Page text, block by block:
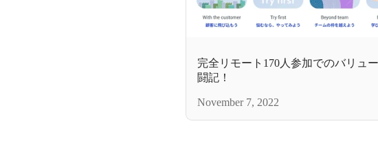
完全リモート170人参加でのバリュ
闘記！
November 7, 2022